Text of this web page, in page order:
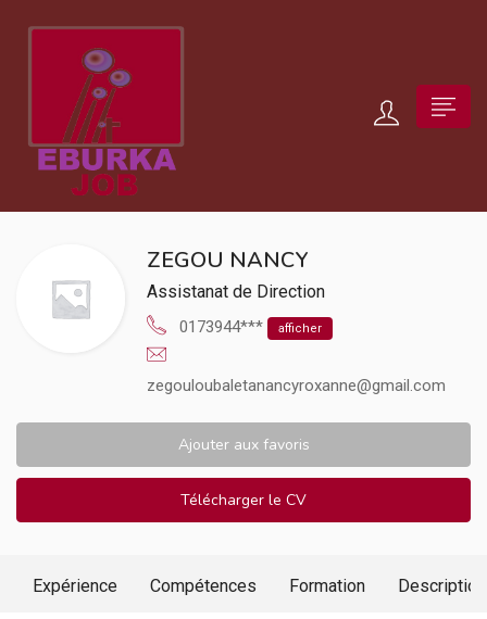
ZEGOU NANCY
Assistanat de Direction
0173944*** afficher
zegouloubaletanancyroxanne@gmail.com
Ajouter aux favoris
Télécharger le CV
Expérience Compétences Formation Description